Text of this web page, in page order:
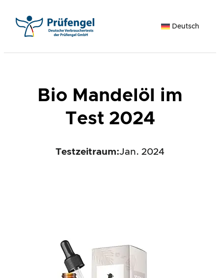
Inhalt
springen
Deutsch
Bio Mandelöl im
Test 2024
Testzeitraum:Jan. 2024